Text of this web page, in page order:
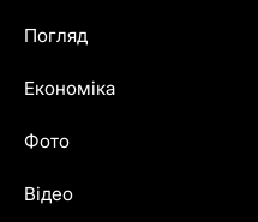
Погляд
Економіка
Фото
Відео